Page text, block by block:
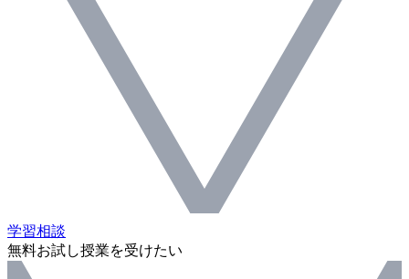
学習相談
無料お試し授業を受けたい